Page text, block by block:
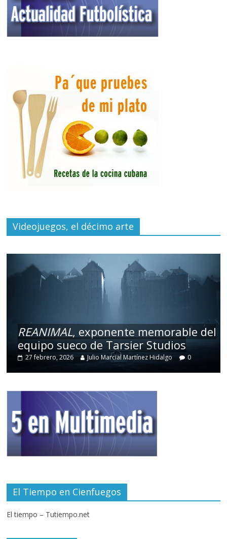
Videojuegos, el décimo arte
REANIMAL, exponente memorable del
equipo sueco de Tarsier Studios
27 febrero, 2026 Julio Marcial Martínez Hidalgo 0
El Tiempo en Cienfuegos
El tiempo – Tutiempo.net